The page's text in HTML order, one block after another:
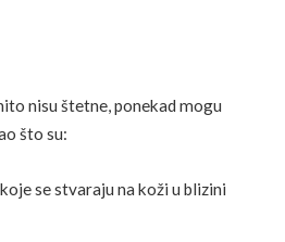
nisu štetne, ponekad mogu
što su:
se stvaraju na koži u blizini